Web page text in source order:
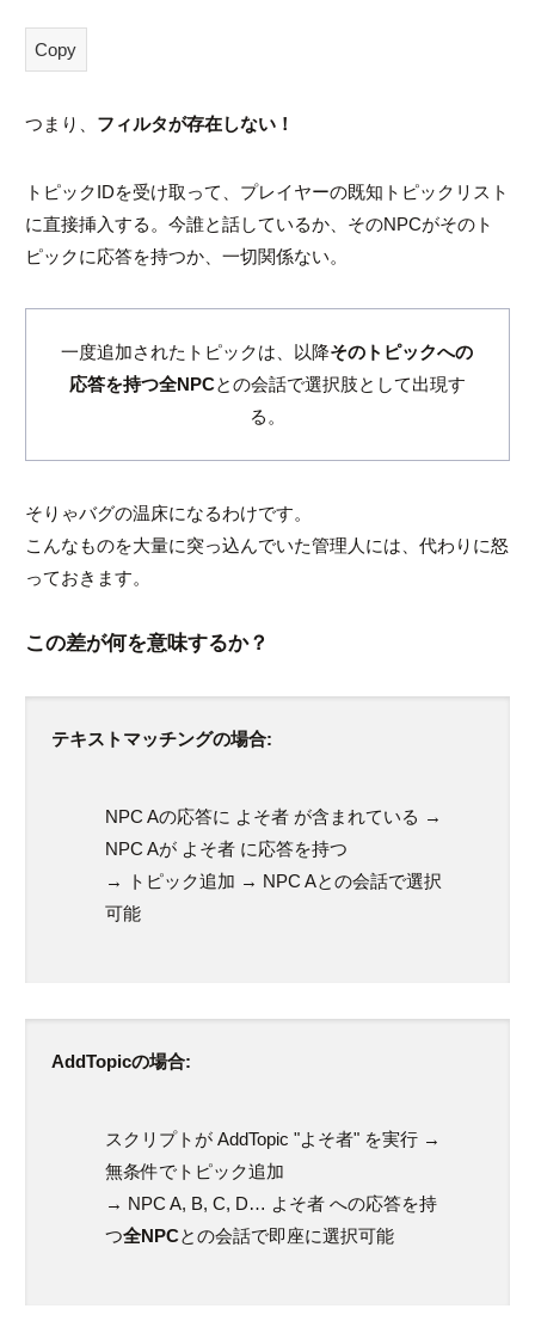
Copy
つまり、 フィルタが存在しない！
トピックIDを受け取って、プレイヤーの既知トピックリスト
に直接挿入する。今誰と話しているか、そのNPCがそのト
ピックに応答を持つか、一切関係ない。
一度追加されたトピックは、以降そのトピックへの
応答を持つ全NPCとの会話で選択肢として出現す
る。
そりゃバグの温床になるわけです。
こんなものを大量に突っ込んでいた管理人には、代わりに怒
っておきます。
この差が何を意味するか？
テキストマッチングの場合:
NPC Aの応答に よそ者 が含まれている →
NPC Aが よそ者 に応答を持つ
→ トピック追加 → NPC Aとの会話で選択
可能
AddTopicの場合:
スクリプトがAddTopic "よそ者" を実行 →
無条件でトピック追加
→ NPC A, B, C, D… よそ者 への応答を持
つ全NPCとの会話で即座に選択可能